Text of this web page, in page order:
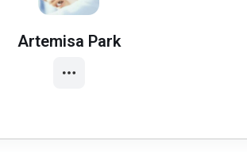
Artemisa Park